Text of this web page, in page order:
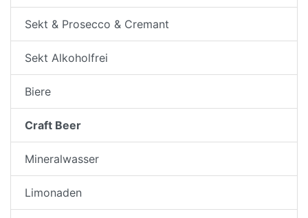
Sekt & Prosecco & Cremant
Sekt Alkoholfrei
Biere
Craft Beer
Mineralwasser
Limonaden